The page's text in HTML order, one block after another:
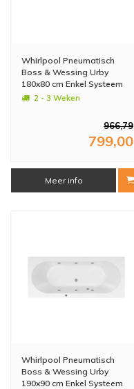
Whirlpool Pneumatisch
Boss & Wessing Urby
180x80 cm Enkel Systeem
2 - 3 Weken
966,79
799,00
Meer info
Whirlpool Pneumatisch
Boss & Wessing Urby
190x90 cm Enkel Systeem